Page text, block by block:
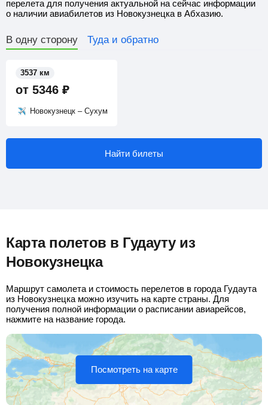
перелета для получения актуальной на сейчас информации
о наличии авиабилетов из Новокузнецка в Абхазию.
В одну сторону Туда и обратно
от 5346 ₽
Новокузнецк – Сухум
3537 км
Найти билеты
Карта полетов в Гудауту из
Новокузнецка
Маршрут самолета и стоимость перелетов в города Гудаута
из Новокузнецка можно изучить на карте страны. Для
получения полной информации о расписании авиарейсов,
нажмите на название города.
Посмотреть на карте